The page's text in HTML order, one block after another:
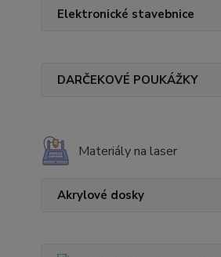
Elektronické stavebnice
DARČEKOVÉ POUKÁŽKY
Materiály na laser
Akrylové dosky